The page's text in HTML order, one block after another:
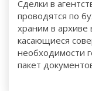
Сделки в
проводятся по
храним в архиве
касающиеся
необходимости
пакет